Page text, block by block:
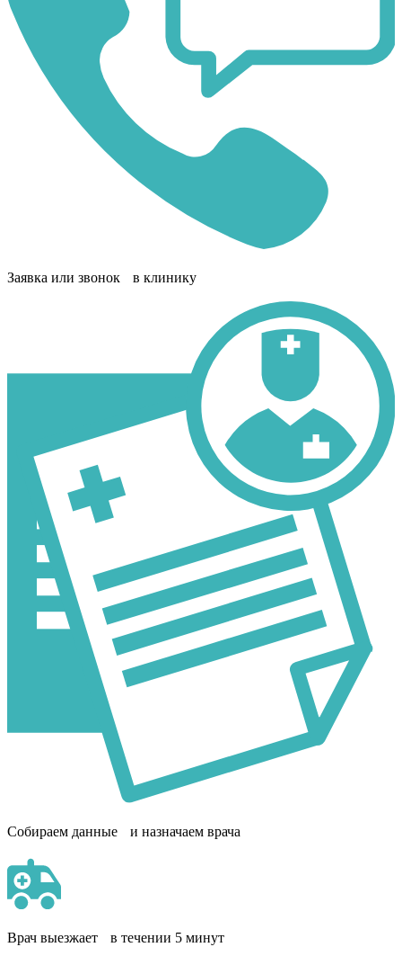
Заявка или звонок в клинику
Собираем данные и назначаем врача
Врач выезжает в течении 5 минут